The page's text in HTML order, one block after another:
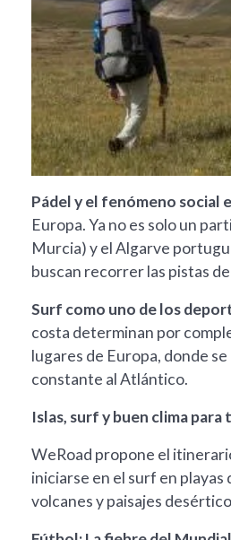
Pádel y el fenómeno social
Europa. Ya no es solo un
Murcia) y el Algarve
buscan recorrer las pistas
Surf como uno de los
costa determinan por
lugares de Europa, donde
constante al Atlántico.
Islas, surf y buen clima para
WeRoad propone el
iniciarse en el surf en
volcanes y paisajes